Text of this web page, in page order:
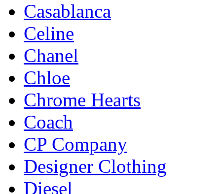
Casablanca
Celine
Chanel
Chloe
Chrome Hearts
Coach
CP Company
Designer Clothing
Diesel